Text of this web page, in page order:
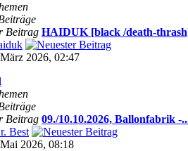
Beitrag HAIDUK [black /death-
2026, 02:47
Beitrag 09./10.10.2026, Ballonfabrik -
Best
2026, 08:18